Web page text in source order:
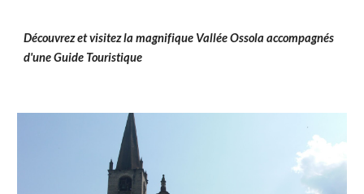
Découvrez et visitez la magnifique Vallée Ossola accompagnés
d'une Guide Touristique